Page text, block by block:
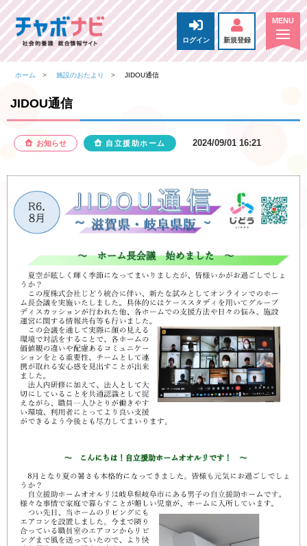
ログイン 新規登録
ホーム 施設のおたより JIDOU通信
JIDOU通信
お知らせ 自立援助ホーム 2024/09/01 16:21